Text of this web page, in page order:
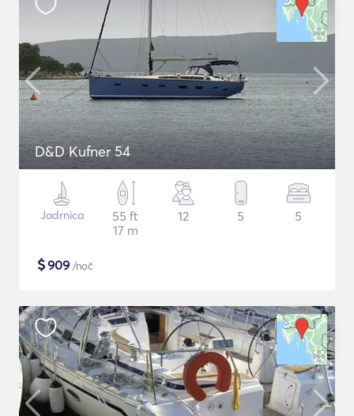
D&D Kufner 54
Jadrnica
55 ft
17 m
12 5 5
$909 /noč